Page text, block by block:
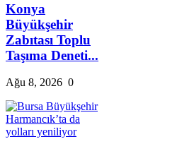
Konya
Büyükşehir
Zabıtası Toplu
Taşıma Deneti...
Ağu 8, 2026 0